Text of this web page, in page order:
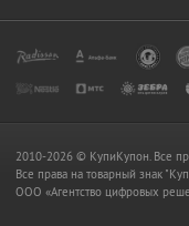
2010-2026 © КупиКупон. Все
Все права на товарный знак
OOO «Агентство цифровых